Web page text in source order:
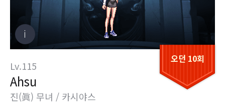
오던 10회
Lv.115
Ahsu
진(眞) 무녀 / 카시야스